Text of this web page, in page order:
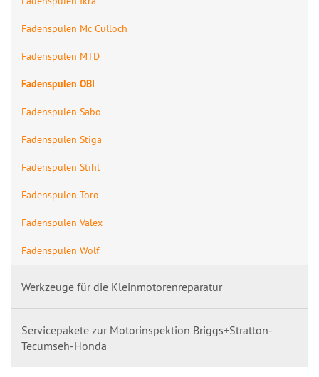
Fadenspulen Mc Culloch
Fadenspulen MTD
Fadenspulen OBI
Fadenspulen Sabo
Fadenspulen Stiga
Fadenspulen Stihl
Fadenspulen Toro
Fadenspulen Valex
Fadenspulen Wolf
Werkzeuge für die Kleinmotorenreparatur
Servicepakete zur Motorinspektion Briggs+Stratton-
Tecumseh-Honda